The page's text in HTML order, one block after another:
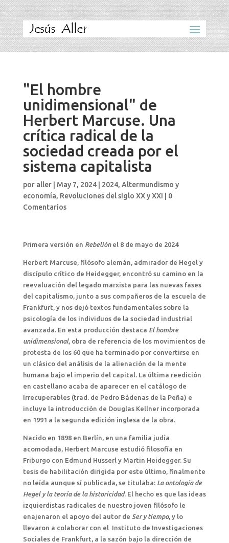
"El hombre
unidimensional" de
Herbert Marcuse. Una
crítica radical de la
sociedad creada por el
sistema capitalista
por aller| May 7, 2024| 2024, Altermundismo y
economía, Revoluciones del siglo XX y XXI
0
Comentarios
Primera versión en Rebeliónel 8 de mayo de 2024
Herbert Marcuse, filósofo alemán, admirador de Hegel y
discípulo crítico de Heidegger, encontró su camino en la
reevaluación del legado marxista para las nuevas fases
del capitalismo, junto a sus compañeros de la escuela de
Frankfurt, y nos dejó textos fundamentales sobre la
psicología de los individuos de la sociedad industrial
avanzada. En esta producción destaca El hombre
unidimensional, obra de referencia de los movimientos de
protesta de los 60 que ha terminado por convertirse en
un clásico del análisis de la alienación de la mente
humana bajo el imperio del capital. La última reedición
en castellano acaba de aparecer en el catálogo de
Irrecuperables (trad. de Pedro Bádenas de la Peña) e
incluye la introducción de Douglas Kellner incorporada
en 1991 a la segunda edición inglesa de la obra.
Nacido en 1898 en Berlín, en una familia judía
acomodada, Herbert Marcuse estudió filosofía en
Friburgo con Edmund Husserl y Martin Heidegger. Su
tesis de habilitación dirigida por este último, finalmente
no leída aunque sí publicada, se titulaba: La ontología de
Hegel y la teoría de la historicidad. El hecho es que las ideas
izquierdistas radicales de nuestro joven filósofo le
enajenaron el apoyo del autor de Ser y tiempo, y lo
llevaron a colaborar con el Instituto de Investigaciones
Sociales de Frankfurt, a la sazón bajo la dirección de